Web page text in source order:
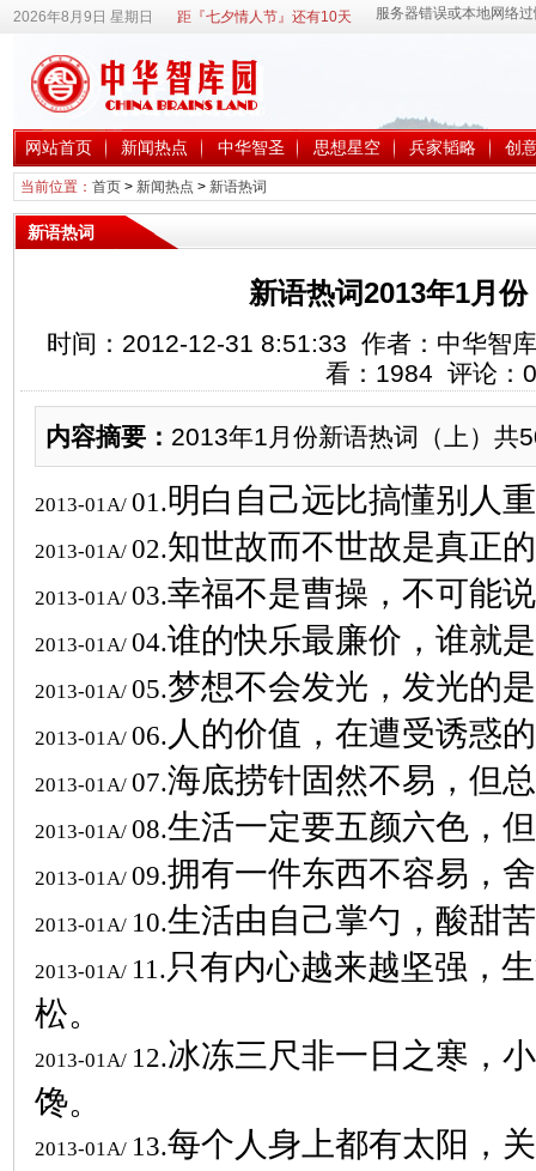
2026年8月9日 星期日 距『七夕情人节』还有10天
网站首页 新闻热点 中华智圣 思想星空 兵家韬略 创
当前位置： 首页> 新闻热点 > 新语热词
新语热词
新语热词2013年1月份
时间：2012-12-31 8:51:33 作者：中华智
看： 1984 评论： 0
内容摘要： 2013年1月份新语热词（上）共
2013-01A/ 01.明白自己远比搞懂别人
2013-01A/ 02.知世故而不世故是真正
2013-01A/ 03.幸福不是曹操，不可能
2013-01A/ 04.谁的快乐最廉价，谁就
2013-01A/ 05.梦想不会发光，发光的
2013-01A/ 06. 人的价值，在遭受诱惑
2013-01A/ 07.海底捞针固然不易，但
2013-01A/ 08.生活一定要五颜六色，
2013-01A/ 09.拥有一件东西不容易，
2013-01A/ 10.生活由自己掌勺，酸甜
2013-01A/ 11. 只有内心越来越坚强，
松。
2013-01A/ 12.冰冻三尺非一日之寒，
馋。
2013-01A/ 13.每个人身上都有太阳，